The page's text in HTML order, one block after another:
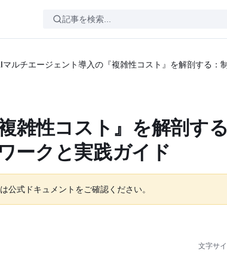
マルチエージェント導入の『複雑性コスト』を解剖する：
雑性コスト』を解剖す
ークと実践ガイド
公式ドキュメントをご確認ください。
文字サ